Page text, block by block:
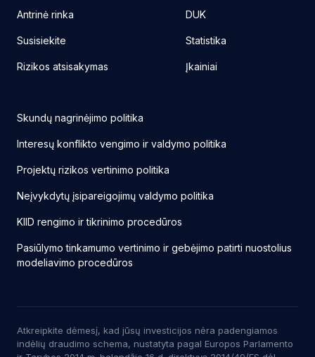
Antrinė rinka
Susisiekite
Rizikos atsisakymas
DUK
Statistika
Įkainiai
Skundų nagrinėjimo politika
Interesų konflikto vengimo ir valdymo politika
Projektų rizikos vertinimo politika
Neįvykdytų įsipareigojimų valdymo politika
KIID rengimo ir tikrinimo procedūros
Pasiūlymo tinkamumo vertinimo ir gebėjimo patirti nuostolius
modeliavimo procedūros
Atkreipkite dėmesį, kad jūsų investicijos nėra padengiamos
indėlių draudimo schema, nustatyta pagal Europos Parlamento